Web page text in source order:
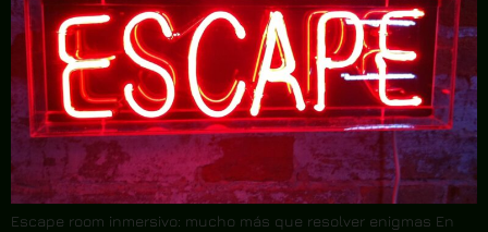
Escape room inmersivo: mucho más que resolver enigmas En